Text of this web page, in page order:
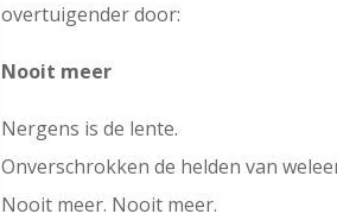
overtuigender door:
Nooit meer
Nergens is de lente.
Onverschrokken de helden van
Nooit meer. Nooit meer.